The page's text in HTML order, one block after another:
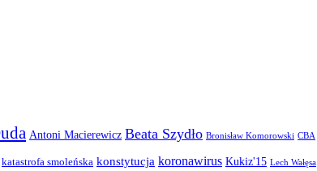
Antoni Macierewicz Beata Szydło Bronisław Komorowski CBA
katastrofa smoleńska konstytucja koronawirus Kukiz'15 Lech Wałęsa